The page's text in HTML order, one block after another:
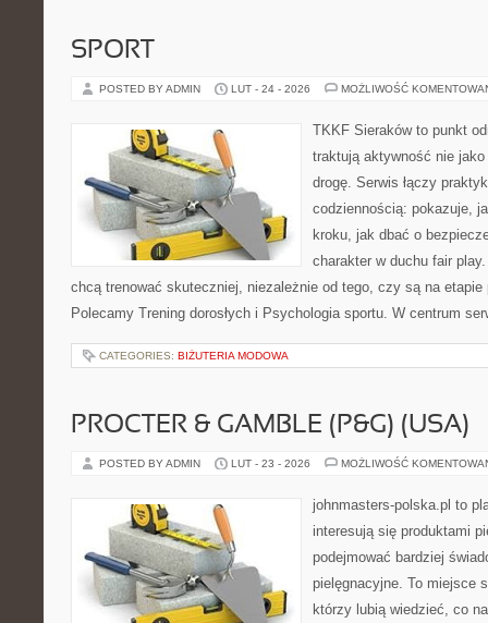
SPORT
POSTED BY ADMIN LUT - 24 - 2026 MOŻLIWOŚĆ
TKKF Sieraków to punkt
traktują aktywność nie
drogę. Serwis łączy
codziennością: pokazuje,
kroku, jak dbać o
charakter w duchu fair
chcą trenować skuteczniej, niezależnie od tego, czy są na etapie
Polecamy Trening dorosłych i Psychologia sportu. W centrum
CATEGORIES: BIŻUTERIA MODOWA
PROCTER & GAMBLE (P&G) (USA)
POSTED BY ADMIN LUT - 23 - 2026 MOŻLIWOŚĆ
johnmasters-polska.pl to
interesują się produktami
podejmować bardziej
pielęgnacyjne. To miejsce
którzy lubią wiedzieć, co